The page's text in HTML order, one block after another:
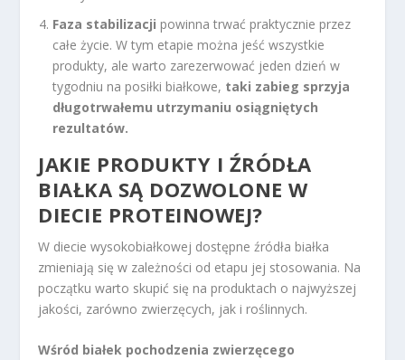
Faza stabilizacji powinna trwać praktycznie przez
całe życie. W tym etapie można jeść wszystkie
produkty, ale warto zarezerwować jeden dzień w
tygodniu na posiłki białkowe, taki zabieg sprzyja
długotrwałemu utrzymaniu osiągniętych
rezultatów.
JAKIE PRODUKTY I ŹRÓDŁA
BIAŁKA SĄ DOZWOLONE W
DIECIE PROTEINOWEJ?
W diecie wysokobiałkowej dostępne źródła białka
zmieniają się w zależności od etapu jej stosowania. Na
początku warto skupić się na produktach o najwyższej
jakości, zarówno zwierzęcych, jak i roślinnych.
Wśród białek pochodzenia zwierzęcego